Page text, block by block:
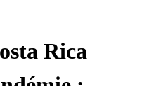
Rica